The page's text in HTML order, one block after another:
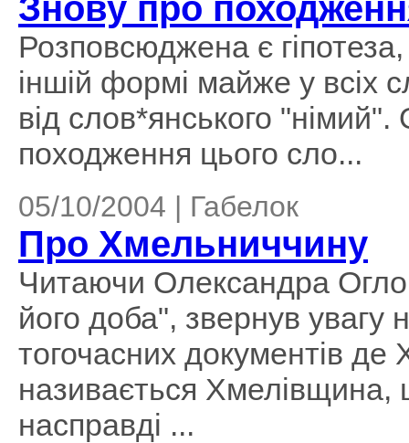
Знову про
Розповсюджена є
іншій формі майже у всіх
від слов*янського
походження цього сло...
05/10/2004 | Габелок
Про Хмельниччину
Читаючи Олександра
його доба", звернув увагу
тогочасних документів
називається
насправді ...